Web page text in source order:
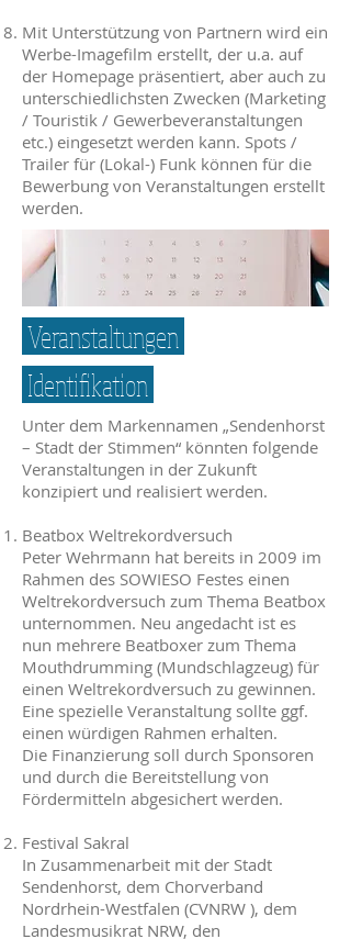
Mit Unterstützung von Partnern wird ein
Werbe-Imagefilm erstellt, der u.a. auf
der Homepage präsentiert, aber auch zu
unterschiedlichsten Zwecken (Marketing
/ Touristik / Gewerbeveranstaltungen
etc.) eingesetzt werden kann. Spots /
Trailer für (Lokal-) Funk können für die
Bewerbung von Veranstaltungen erstellt
werden.
Veranstaltungen
Identifikation
Unter dem Markennamen „Sendenhorst
– Stadt der Stimmen“ könnten folgende
Veranstaltungen in der Zukunft
konzipiert und realisiert werden.
Beatbox Weltrekordversuch
Peter Wehrmann hat bereits in 2009 im
Rahmen des SOWIESO Festes einen
Weltrekordversuch zum Thema Beatbox
unternommen. Neu angedacht ist es
nun mehrere Beatboxer zum Thema
Mouthdrumming (Mundschlagzeug) für
einen Weltrekordversuch zu gewinnen.
Eine spezielle Veranstaltung sollte ggf.
einen würdigen Rahmen erhalten.
Die Finanzierung soll durch Sponsoren
und durch die Bereitstellung von
Fördermitteln abgesichert werden.
Festival Sakral
In Zusammenarbeit mit der Stadt
Sendenhorst, dem Chorverband
Nordrhein-Westfalen (CVNRW ), dem
Landesmusikrat NRW, den